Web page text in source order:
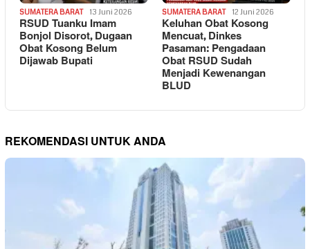
SUMATERA BARAT 13 Juni 2026
RSUD Tuanku Imam
Bonjol Disorot, Dugaan
Obat Kosong Belum
Dijawab Bupati
SUMATERA BARAT 12 Juni 2026
Keluhan Obat Kosong
Mencuat, Dinkes
Pasaman: Pengadaan
Obat RSUD Sudah
Menjadi Kewenangan
BLUD
REKOMENDASI UNTUK ANDA